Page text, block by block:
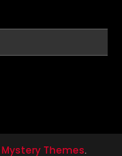
Mystery Themes.